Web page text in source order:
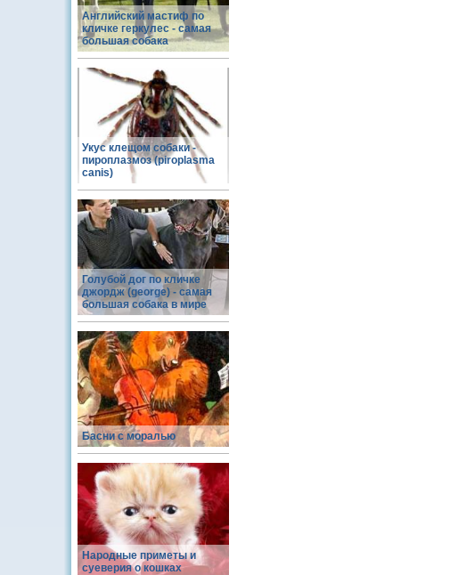
Английский мастиф по
кличке геркулес - самая
большая собака
Укус клещом собаки -
пироплазмоз (piroplasma
canis)
Голубой дог по кличке
джордж (george) - самая
большая собака в мире
Басни с моралью
Народные приметы и
суеверия о кошках